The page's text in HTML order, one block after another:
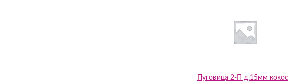
Пуговица 2-П д.15мм кокос